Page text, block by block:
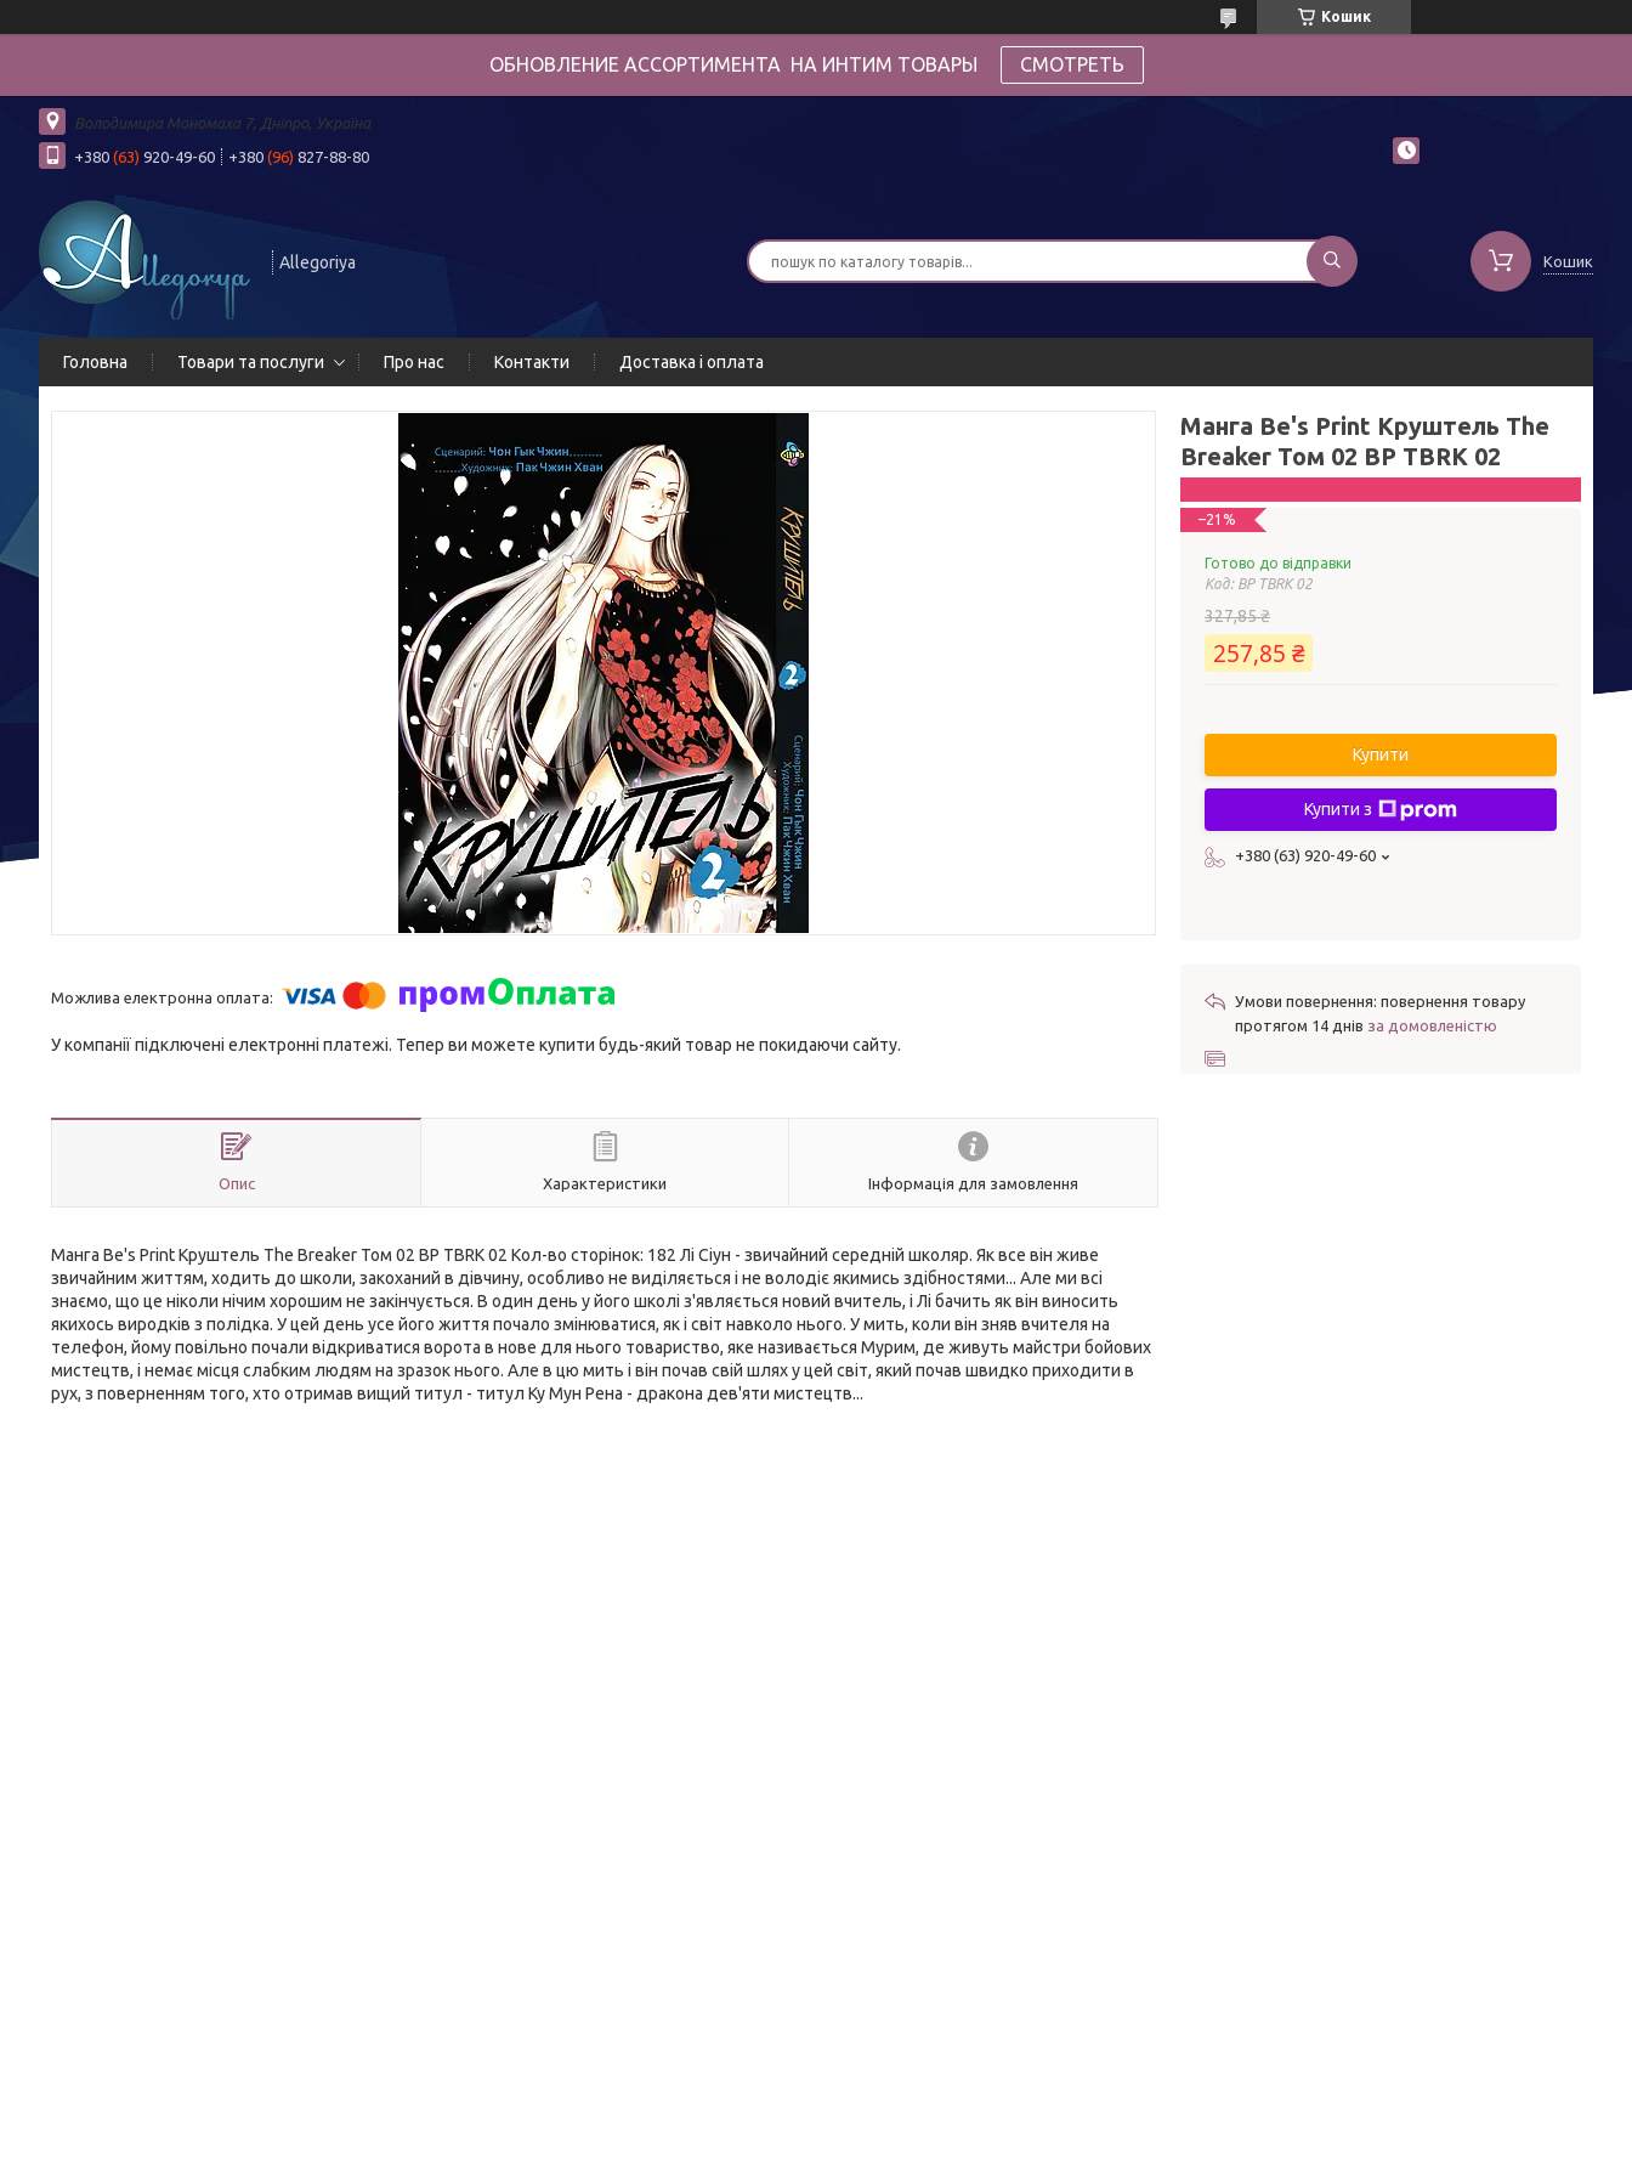
Кошик
ОБНОВЛЕНИЕ АССОРТИМЕНТА НА ИНТИМ ТОВАРЫ СМОТРЕТЬ
Володимира Мономаха 7, Дніпро, Україна
+380 (63) 920-49-60 +380 (96) 827-88-80
Allegoriya Кошик
Головна Товари та послуги Про нас Контакти Доставка і оплата
У компанії підключені електронні платежі. Тепер ви можете купити будь-який товар не покидаючи сайту.
Опис Характеристики Інформація для замовлення
Манга Be's Print Круштель The Breaker Том 02 BP TBRK 02 Кол-во сторінок: 182 Лі Сіун - звичайний середній школяр. Як все він живе
звичайним життям, ходить до школи, закоханий в дівчину, особливо не виділяється і не володіє якимись здібностями... Але ми всі
знаємо, що це ніколи нічим хорошим не закінчується. В один день у його школі з'являється новий вчитель, і Лі бачить як він виносить
якихось виродків з полiдка. У цей день усе його життя почало змінюватися, як і світ навколо нього. У мить, коли він зняв вчителя на
телефон, йому повільно почали відкриватися ворота в нове для нього товариство, яке називається Мурим, де живуть майстри бойових
мистецтв, і немає місця слабким людям на зразок нього. Але в цю мить і він почав свій шлях у цей світ, який почав швидко приходити в
рух, з поверненням того, хто отримав вищий титул - титул Ку Мун Рена - дракона дев'яти мистецтв...
Манга Be's Print Круштель The
Breaker Том 02 BP TBRK 02
–21%
Готово до відправки
Код: BP TBRK 02
327,85 ₴
257,85 ₴
Купити
Купити з
+380 (63) 920-49-60
повернення товару
протягом 14 днів за домовленістю